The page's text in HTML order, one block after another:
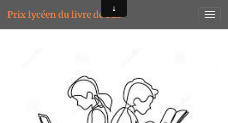
Prix lycéen du livre de SES